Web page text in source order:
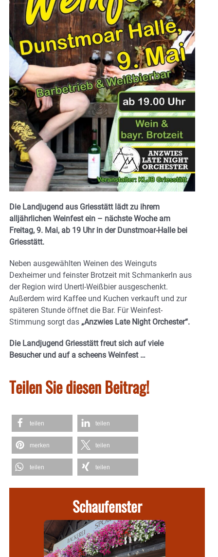
Die Landjugend aus Griesstätt lädt zu ihrem
alljährlichen Weinfest ein – nächste Woche am
Freitag, 9. Mai, ab 19 Uhr in der Dunstmoar-Halle bei
Griesstätt.
Neben ausgewählten Weinen des Weinguts
Dexheimer und feinster Brotzeit mit Schmankerln aus
der Region wird Unertl-Weißbier ausgeschenkt.
Außerdem wird Kaffee und Kuchen verkauft und zur
späteren Stunde öffnet die Bar. Für Weinfest-
Stimmung sorgt das „Anzwies Late Night Orchester“.
Die Landjugend Griesstätt freut sich auf viele
Besucher und auf a scheens Weinfest …
Teilen Sie diesen Beitrag!
teilen teilen
merken teilen
teilen teilen
Schaufenster